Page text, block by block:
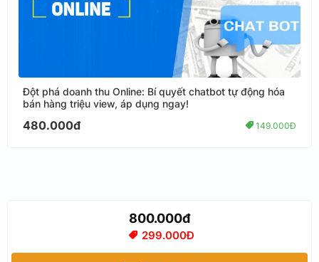
Đột phá doanh thu Online: Bí quyết chatbot tự động hóa
bán hàng triệu view, áp dụng ngay!
480.000đ 149.000Đ
800.000đ
299.000Đ